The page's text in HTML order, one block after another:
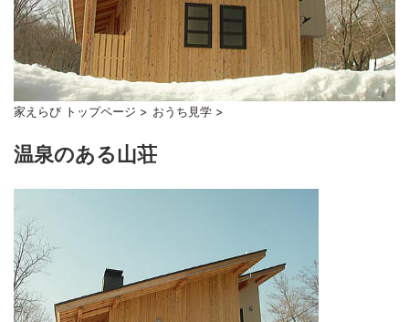
家えらび トップページ > おうち見学 >
温泉のある山荘